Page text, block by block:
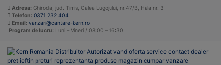
Adresa: Ghiroda, jud. Timis, Calea Lugojului, nr.47/B, Hala nr. 3
Telefon: 0371 232 404
Email: vanzari@cantare-kern.ro
Program de lucru: Luni – Vineri / 08:00 – 16:30